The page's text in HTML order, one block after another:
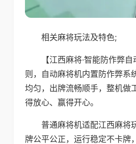
相关麻将玩法及特色;
【江西麻将·智能防作弊
则，自动麻将机内置防作弊系
均匀，出牌流畅顺手，整机做
得放心、赢得开心。
普通麻将机适配江西麻将
牌公平公正，运行稳定不卡牌